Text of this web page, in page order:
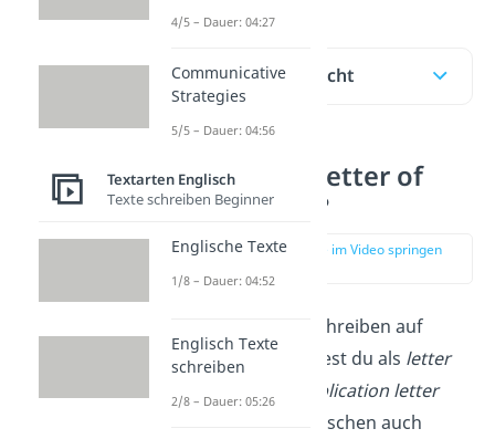
Inhaltsübersicht
Was ist ein letter of
application?
zur Stelle im Video springen
Ein Bewerbungsschreiben auf
Englisch bezeichnest du als letter
of application, application letter
oder im Amerikanischen auch
4/5 – Dauer: 04:27
Communicative
Strategies
5/5 – Dauer: 04:56
Textarten Englisch
Texte schreiben Beginner
Englische Texte
1/8 – Dauer: 04:52
Englisch Texte
schreiben
2/8 – Dauer: 05:26